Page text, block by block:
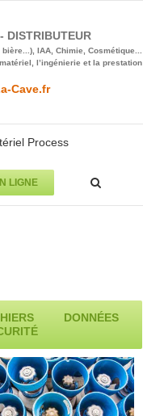
DISTRIBUTEUR
IAA, Chimie, Cosmétique...
l’ingénierie et la prestation
Cave.fr
Process
LIGNE
DONNÉES